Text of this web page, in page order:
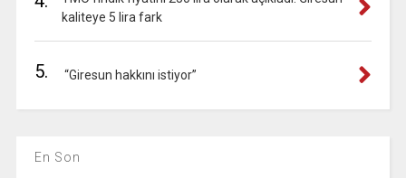
kaliteye 5 lira fark
5. “Giresun hakkını istiyor”
En Son